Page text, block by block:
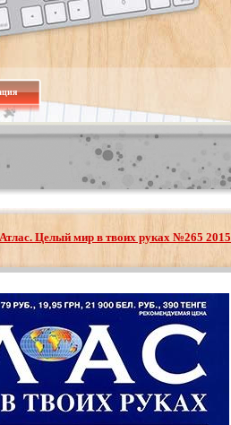
Атлас. Целый мир в твоих руках №265 2015